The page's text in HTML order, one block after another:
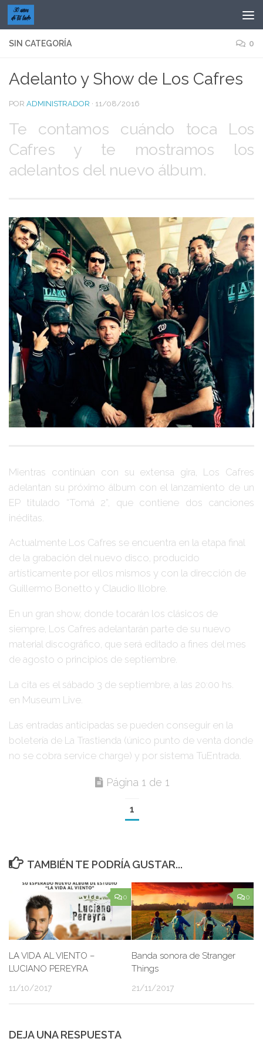
Saltar al contenido
SIN CATEGORÍA 0
Adelanto y Show de Los Cafres
POR ADMINISTRADOR · 11/08/2016
Te contamos cuándo toca Los
Cafres y te mostramos los
adelantos del nuevo álbum.
Mientras continúan con su extensa gira, Los Cafres
adelantan su próximo álbum con el lanzamiento de un
EP titulado “Tomá 2” , que contiene dos canciones
inéditas.
Actualmente Los Cafres se encuentra en la etapa final
de la grabación del nuevo disco, producido
artísticamente por ellos mismos y con la dirección de
Guillermo Bonetto y Claudio Illobre.
En un gran show, donde tocarán los clásicos de
siempre, Los Cafres adelantarán parte de su nuevo
material discográfico, que será editado a fines del mes
de agosto o principios de septiembre.
La cita es el sábado 3 de septiembre , a las 20:00 hs.
en Museum Live
Las entradas anticipadas se pueden conseguir en la
boletería de La Trastienda (único punto de venta donde
no se cobra service charge) y por sistema TuEntrada.
Página 1 de 1
1
TAMBIÉN TE PODRÍA GUSTAR...
0
LA VIDA AL VIENTO –
LUCIANO PEREYRA
11/10/2017
0
Banda sonora de Stranger
Things
21/11/2017
DEJA UNA RESPUESTA